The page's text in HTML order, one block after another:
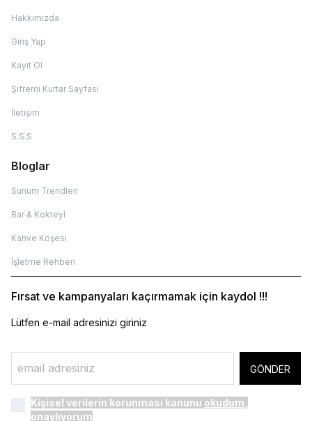
Hakkımızda
Giriş Yap
Kayıt Ol
Şifremi Kurtar Sayfası
İletişim
S.S.S
Bloglar
Sunum Trendleri
Bar & Kokteyl
Kahve Köşesi
İşletme Rehberi
Fırsat ve kampanyaları kaçırmamak için kaydol !!!
Lütfen e-mail adresinizi giriniz
GÖNDER
Kişisel verilerin korunması kanunu okudum,
onaylıyorum